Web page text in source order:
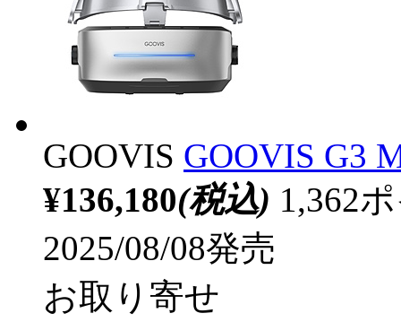
GOOVIS GOOVIS G3
¥136,180(税込) 1,362
2025/08/08発売
お取り寄せ